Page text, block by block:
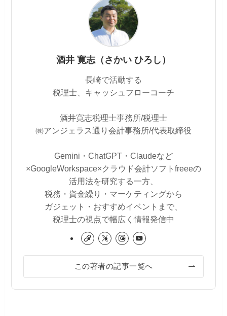
酒井 寛志（さかい ひろし）
長崎で活動する
税理士、キャッシュフローコーチ
酒井寛志税理士事務所/税理士
㈱アンジェラス通り会計事務所/代表取締役
Gemini・ChatGPT・Claudeなど
×GoogleWorkspace×クラウド会計ソフトfreeeの
活用法を研究する一方、
税務・資金繰り・マーケティングから
ガジェット・おすすめイベントまで、
税理士の視点で幅広く情報発信中
この著者の記事一覧へ